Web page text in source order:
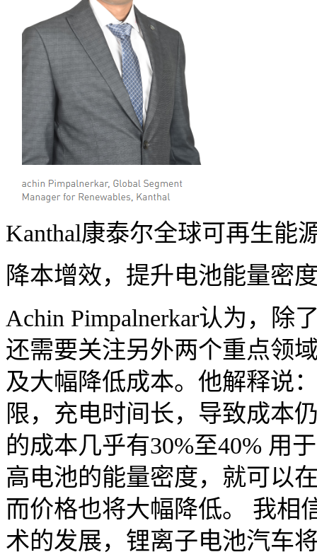
Kanthal康泰尔全球可再生能
降本增效，提升电池能量密
Achin Pimpalnerkar认为，除
还需要关注另外两个重点领
及大幅降低成本。他解释说
限，充电时间长，导致成本
的成本几乎有30%至40% 用
高电池的能量密度，就可以
而价格也将大幅降低。 我相
术的发展，锂离子电池汽车